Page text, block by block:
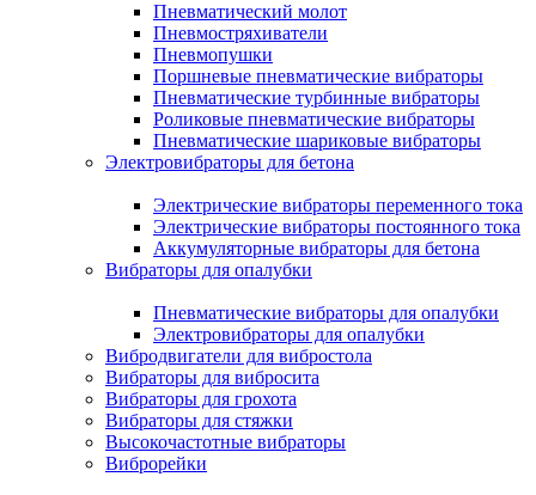
Пневматический молот
Пневмостряхиватели
Пневмопушки
Поршневые пневматические вибраторы
Пневматические турбинные вибраторы
Роликовые пневматические вибраторы
Пневматические шариковые вибраторы
Электровибраторы для бетона
Электрические вибраторы переменного тока
Электрические вибраторы постоянного тока
Аккумуляторные вибраторы для бетона
Вибраторы для опалубки
Пневматические вибраторы для опалубки
Электровибраторы для опалубки
Вибродвигатели для вибростола
Вибраторы для вибросита
Вибраторы для грохота
Вибраторы для стяжки
Высокочастотные вибраторы
Виброрейки